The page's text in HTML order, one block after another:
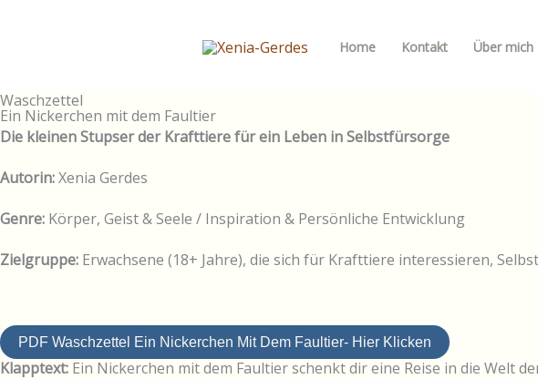
Home Kontakt Über mich
Waschzettel
Ein Nickerchen mit dem Faultier
Die kleinen Stupser der Krafttiere für ein Leben in Selbstfürsorge
Autorin:Xenia Gerdes
Genre: Körper, Geist & Seele / Inspiration & Persönliche Entwicklung
Zielgruppe: Erwachsene (18+ Jahre), die sich für Krafttiere interessieren,
PDF Waschzettel Ein Nickerchen Mit Dem Faultier- Hier Klicken
Klapptext: Ein Nickerchen mit dem Faultier schenkt dir eine Reise in die Welt